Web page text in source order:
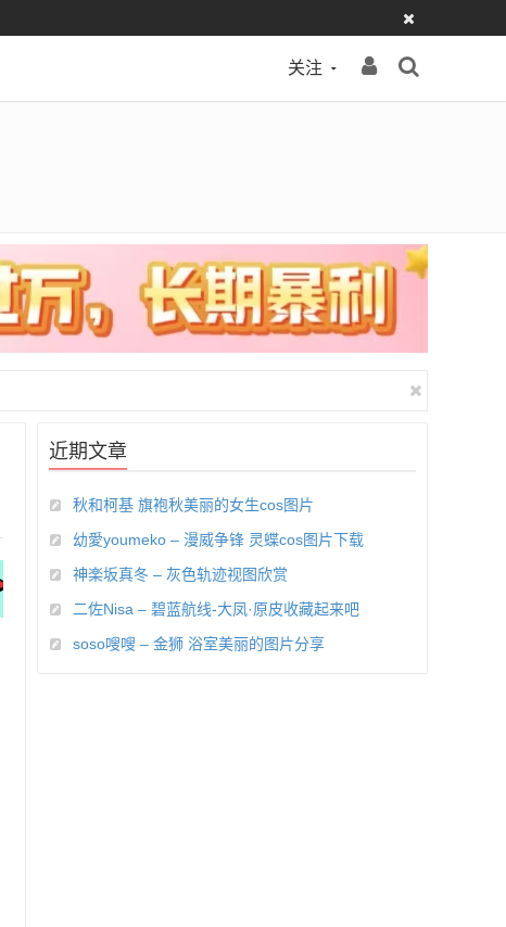
关注
近期文章
秋和柯基 旗袍秋美丽的女生cos图片
幼愛youmeko – 漫威争锋 灵蝶cos图片下载
神楽坂真冬 – 灰色轨迹视图欣赏
二佐Nisa – 碧蓝航线-大凤·原皮收藏起来吧
soso嗖嗖 – 金狮 浴室美丽的图片分享